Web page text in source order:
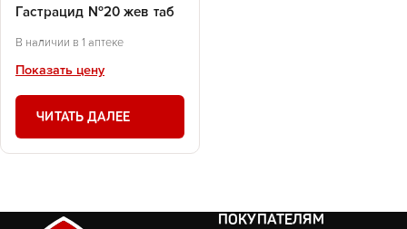
Гастрацид №20 жев таб
В наличии в 1 аптеке
Показать цену
ЧИТАТЬ ДАЛЕЕ
ПОКУПАТЕЛЯМ